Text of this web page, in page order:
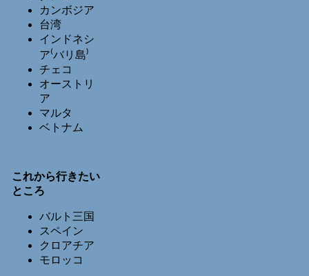
カンボジア
台湾
インドネシ
ア⁽バリ島⁾
チェコ
オーストリ
ア
マルタ
ベトナム
これから行きたい
ところ
バルト三国
スペイン
クロアチア
モロッコ